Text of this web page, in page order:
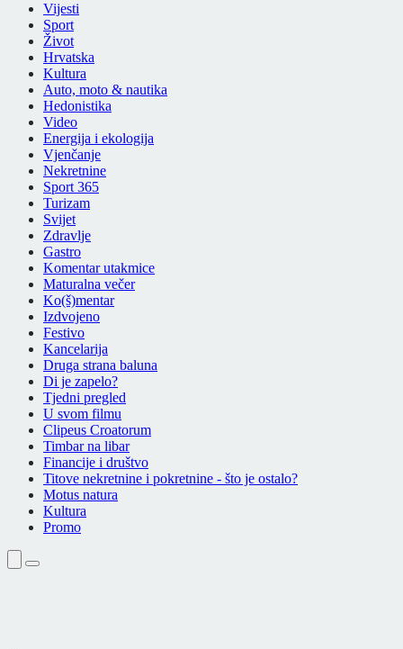
Vijesti
Sport
Život
Hrvatska
Kultura
Auto, moto & nautika
Hedonistika
Video
Energija i ekologija
Vjenčanje
Nekretnine
Sport 365
Turizam
Svijet
Zdravlje
Gastro
Komentar utakmice
Maturalna večer
Ko(š)mentar
Izdvojeno
Festivo
Kancelarija
Druga strana baluna
Di je zapelo?
Tjedni pregled
U svom filmu
Clipeus Croatorum
Timbar na libar
Financije i društvo
Titove nekretnine i pokretnine - što je ostalo?
Motus natura
Kultura
Promo